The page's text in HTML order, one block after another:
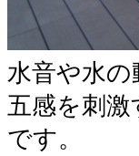
水音や水
五感を刺
です。